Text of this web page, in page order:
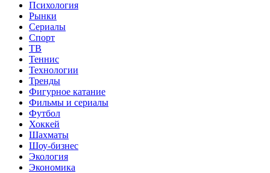
Психология
Рынки
Сериалы
Спорт
ТВ
Теннис
Технологии
Тренды
Фигурное катание
Фильмы и сериалы
Футбол
Хоккей
Шахматы
Шоу-бизнес
Экология
Экономика